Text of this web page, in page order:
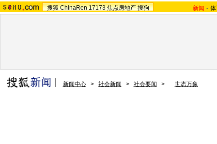
搜狐 ChinaRen 17173 焦点房地产 搜狗 新闻 -
新闻中心 > 社会新闻 > 社会要闻 > 世态万象